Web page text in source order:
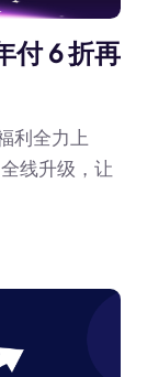
付 6 折再
利全力上
线升级，让